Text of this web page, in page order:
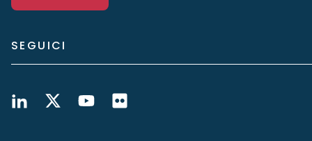
SEGUICI